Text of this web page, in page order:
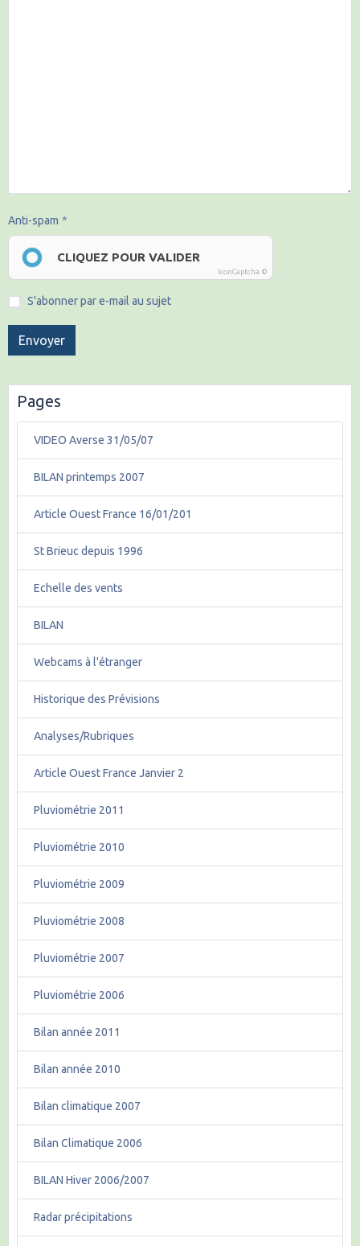
Anti-spam
CLIQUEZ POUR VALIDER
IconCaptcha ©
S'abonner par e-mail au sujet
Envoyer
Pages
VIDEO Averse 31/05/07
BILAN printemps 2007
Article Ouest France 16/01/201
St Brieuc depuis 1996
Echelle des vents
BILAN
Webcams à l'étranger
Historique des Prévisions
Analyses/Rubriques
Article Ouest France Janvier 2
Pluviométrie 2011
Pluviométrie 2010
Pluviométrie 2009
Pluviométrie 2008
Pluviométrie 2007
Pluviométrie 2006
Bilan année 2011
Bilan année 2010
Bilan climatique 2007
Bilan Climatique 2006
BILAN Hiver 2006/2007
Radar précipitations